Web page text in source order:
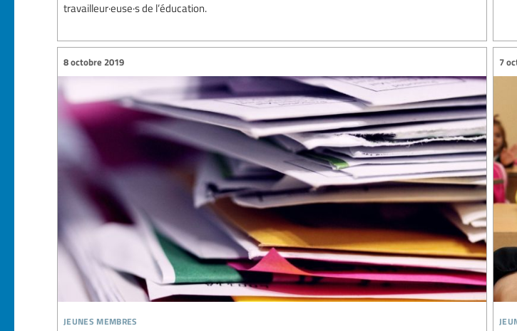
travailleur·euse·s de l’éducation.
jeunes membres
8 octobre 2019 7